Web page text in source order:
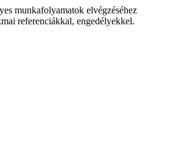
munkafolyamatok elvégzéséhez
referenciákkal, engedélyekkel.